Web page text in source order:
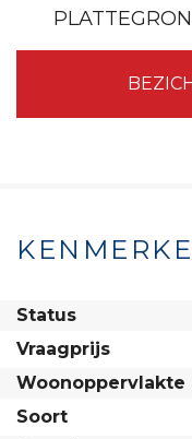
Status
Vraagprijs
Woonoppervlakte
Soort